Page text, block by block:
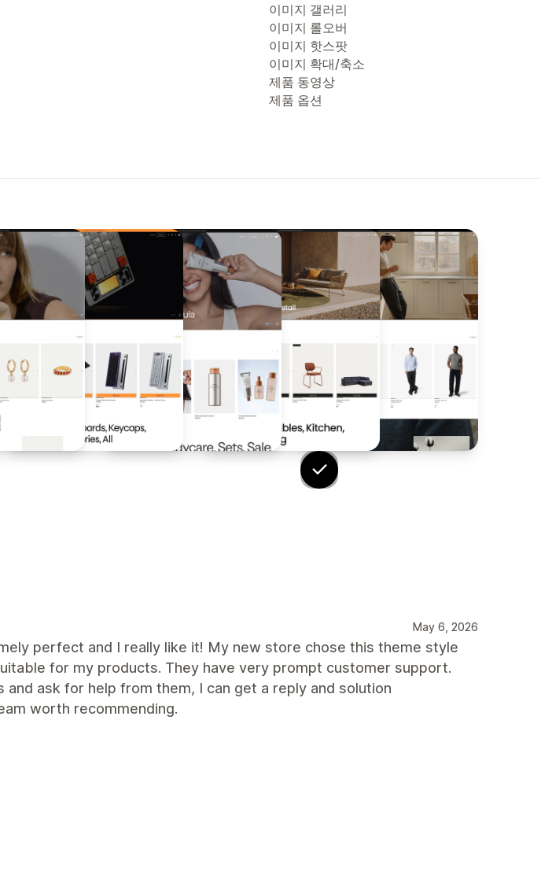
이미지 갤러리
이미지 롤오버
이미지 핫스팟
이미지 확대/축소
제품 동영상
제품 옵션
May 6, 2026
perfect and I really like it! My new store chose this theme style
for my products. They have very prompt customer support.
ask for help from them, I can get a reply and solution
worth recommending.